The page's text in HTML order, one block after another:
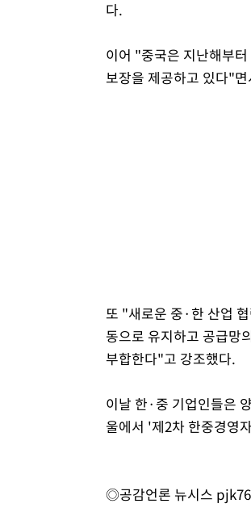
다.
이어 "중국은 지난해부
보장을 제공하고 있다"
또 "새로운 중·한 산업
동으로 유지하고 공급망
부합한다"고 강조했다.
이날 한·중 기업인들은
울에서 '제2차 한중경영
◎공감언론 뉴시스